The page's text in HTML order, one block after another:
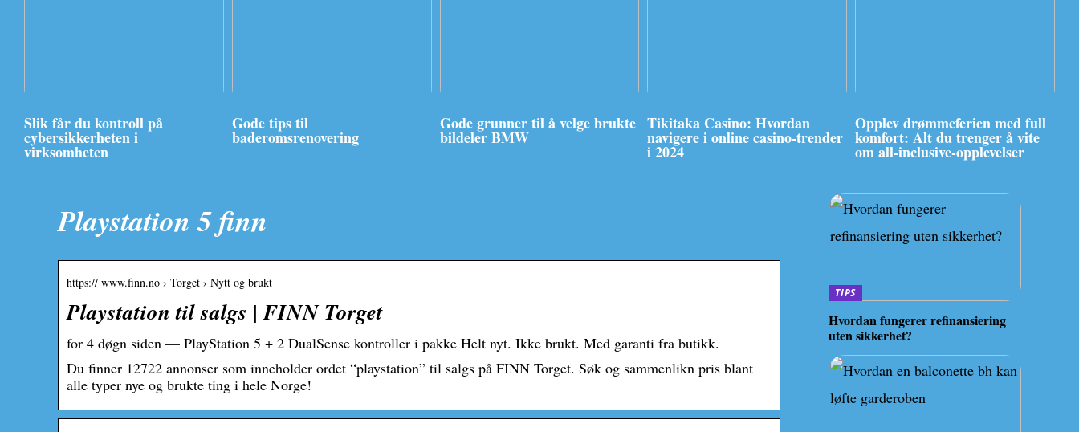
Slik får du kontroll på
cybersikkerheten i
virksomheten
Gode tips til
baderomsrenovering
Gode grunner til å velge brukte
bildeler BMW
Tikitaka Casino: Hvordan
navigere i online casino-trender
i 2024
Opplev drømmeferien med full
komfort: Alt du trenger å vite
om all-inclusive-opplevelser
Playstation 5 finn
https:// www.finn.no › Torget › Nytt og brukt
Playstation til salgs | FINN Torget
for 4 døgn siden — PlayStation 5 + 2 DualSense kontroller i pakke Helt nyt. Ikke brukt. Med garanti fra butikk.
Du finner 12722 annonser som inneholder ordet “playstation” til salgs på FINN Torget. Søk og sammenlikn pris blant
alle typer nye og brukte ting i hele Norge!
TIPS
Hvordan fungerer refinansiering
uten sikkerhet?